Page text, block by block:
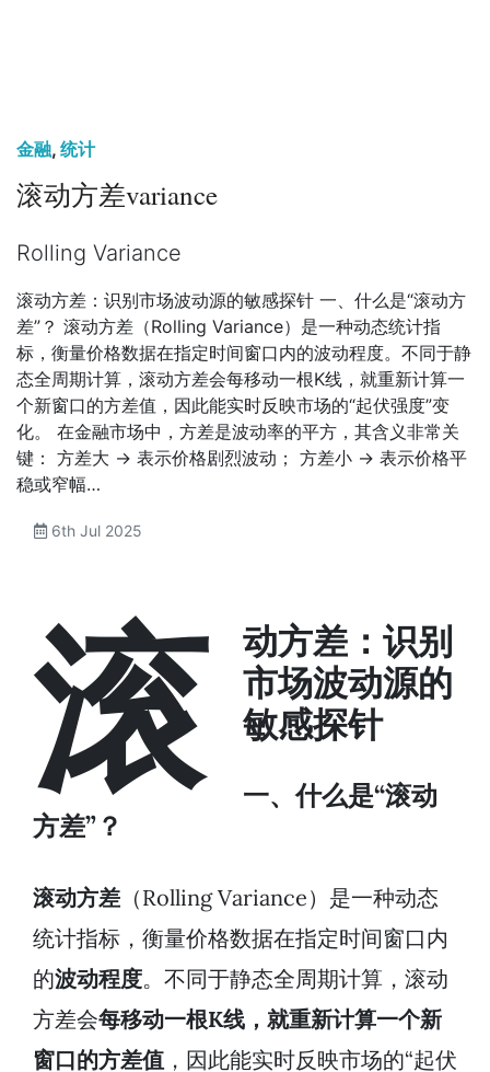
金融, 统计
滚动方差variance
Rolling Variance
滚动方差：识别市场波动源的敏感探针 一、什么是“滚动方
差”？ 滚动方差（Rolling Variance）是一种动态统计指
标，衡量价格数据在指定时间窗口内的波动程度。不同于静
态全周期计算，滚动方差会每移动一根K线，就重新计算一
个新窗口的方差值，因此能实时反映市场的“起伏强度”变
化。 在金融市场中，方差是波动率的平方，其含义非常关
键： 方差大 → 表示价格剧烈波动； 方差小 → 表示价格平
稳或窄幅…
6th Jul 2025
滚
动方差：识别
市场波动源的
敏感探针
一、什么是“滚动
方差”？
滚动方差 （Rolling Variance）是一种动态
统计指标，衡量价格数据在指定时间窗口内
的波动程度。不同于静态全周期计算，滚动
方差会每移动一根K线，就重新计算一个新
窗口的方差值 ，因此能实时反映市场的“起伏